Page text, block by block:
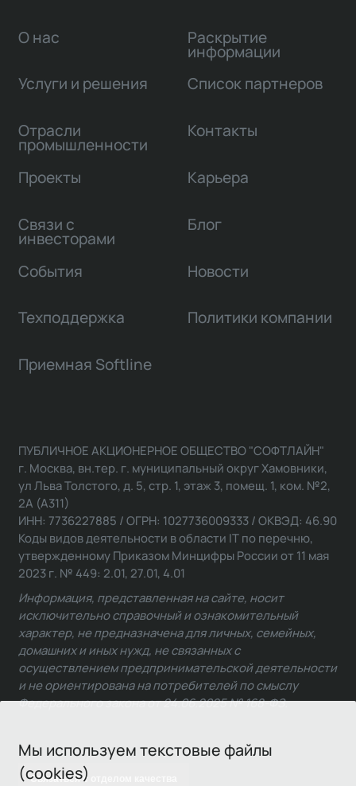
Мы используем текстовые файлы
(cookies)
О нас
Услуги и решения
Отрасли
промышленности
Проекты
Связи с
инвесторами
Раскрытие
информации
Список партнеров
Контакты
Карьера
Блог
События Новости
Техподдержка Политики компании
Приемная Softline
Связаться с отделом качества
ПУБЛИЧНОЕ АКЦИОНЕРНОЕ ОБЩЕСТВО "СОФТЛАЙН"
г. Москва, вн.тер. г. муниципальный округ Хамовники,
ул Льва Толстого, д. 5, стр. 1, этаж 3, помещ. 1, ком. №2,
2А (А311)
ИНН: 7736227885 / ОГРН: 1027736009333 / ОКВЭД: 46.90
Коды видов деятельности в области IT по перечню,
утвержденному Приказом Минцифры России от 11 мая
2023 г. № 449: 2.01, 27.01, 4.01
Информация, представленная на сайте, носит
исключительно справочный и ознакомительный
характер, не предназначена для личных, семейных,
домашних и иных нужд, не связанных с
осуществлением предпринимательской деятельности
и не ориентирована на потребителей по смыслу
Федерального закона от 24.06.2025 № 168-ФЗ.